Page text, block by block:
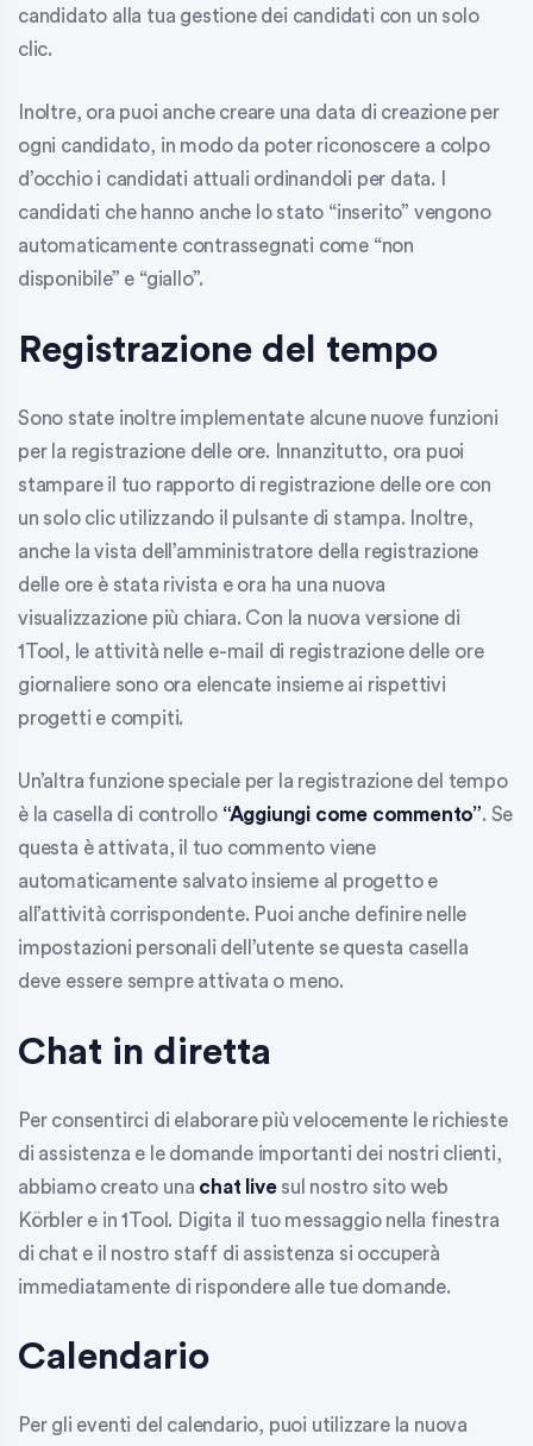
candidato alla tua gestione dei candidati con un solo
clic.
Inoltre, ora puoi anche creare una data di creazione per
ogni candidato, in modo da poter riconoscere a colpo
d’occhio i candidati attuali ordinandoli per data. I
candidati che hanno anche lo stato “inserito” vengono
automaticamente contrassegnati come “non
disponibile” e “giallo”.
Registrazione del tempo
Sono state inoltre implementate alcune nuove funzioni
per la registrazione delle ore. Innanzitutto, ora puoi
stampare il tuo rapporto di registrazione delle ore con
un solo clic utilizzando il pulsante di stampa. Inoltre,
anche la vista dell’amministratore della registrazione
delle ore è stata rivista e ora ha una nuova
visualizzazione più chiara. Con la nuova versione di
1Tool, le attività nelle e-mail di registrazione delle ore
giornaliere sono ora elencate insieme ai rispettivi
progetti e compiti.
Un’altra funzione speciale per la registrazione del tempo
è la casella di controllo “Aggiungi come commento”. Se
questa è attivata, il tuo commento viene
automaticamente salvato insieme al progetto e
all’attività corrispondente. Puoi anche definire nelle
impostazioni personali dell’utente se questa casella
deve essere sempre attivata o meno.
Chat in diretta
Per consentirci di elaborare più velocemente le richieste
di assistenza e le domande importanti dei nostri clienti,
abbiamo creato una chat livesul nostro sito web
Körbler e in 1Tool. Digita il tuo messaggio nella finestra
di chat e il nostro staff di assistenza si occuperà
immediatamente di rispondere alle tue domande.
Calendario
Per gli eventi del calendario, puoi utilizzare la nuova